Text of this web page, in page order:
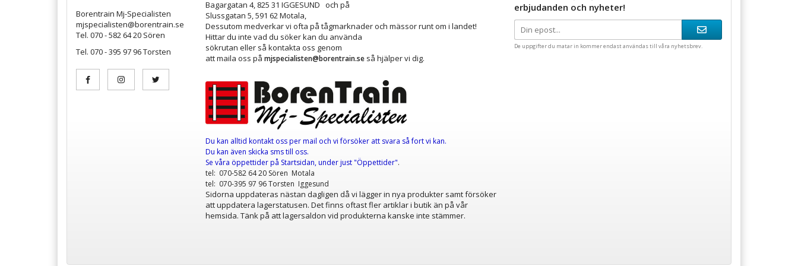
Borentrain Mj-Specialisten
mjspecialisten@borentrain.se
Tel. 070 - 582 64 20 Sören
Tel. 070 - 395 97 96 Torsten
Bagargatan 4, 825 31 IGGESUND och på
Slussgatan 5, 591 62 Motala,
Dessutom medverkar vi ofta på tågmarknader och mässor runt om i landet!
Hittar du inte vad du söker kan du använda
sökrutan eller så kontakta oss genom
att maila oss på mjspecialisten@borentrain.se så hjälper vi dig.
Du kan alltid kontakt oss per mail och vi försöker att svara så fort vi kan.
Du kan även skicka sms till oss.
Se våra öppettiderpå Startsidan, under just "Öppettider".
tel: 070-582 64 20 Sören Motala
tel: 070-395 97 96 Torsten Iggesund
Sidorna uppdateras nästan dagligen då vi lägger in nya produkter samt försöker
att uppdatera lagerstatusen. Det finns oftast fler artiklar i butik än på vår
hemsida. Tänk på att lagersaldon vid produkterna kanske inte stämmer.
erbjudanden och nyheter!
De uppgifter du matar in kommer endast användas till våra nyhetsbrev.